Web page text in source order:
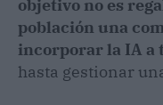
objetivo no es
población una
incorporar la IA a
hasta gestionar